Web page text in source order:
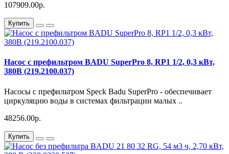
107909.00р.
Купить
Насос с префильтром BADU SuperPro 8, RP1 1/2, 0,3 кВт,
380В (219.2100.037)
Насосы с префильтром Speck Badu SuperPro - обеспечивает
циркуляцию воды в системах фильтрации малых ..
48256.00р.
Купить